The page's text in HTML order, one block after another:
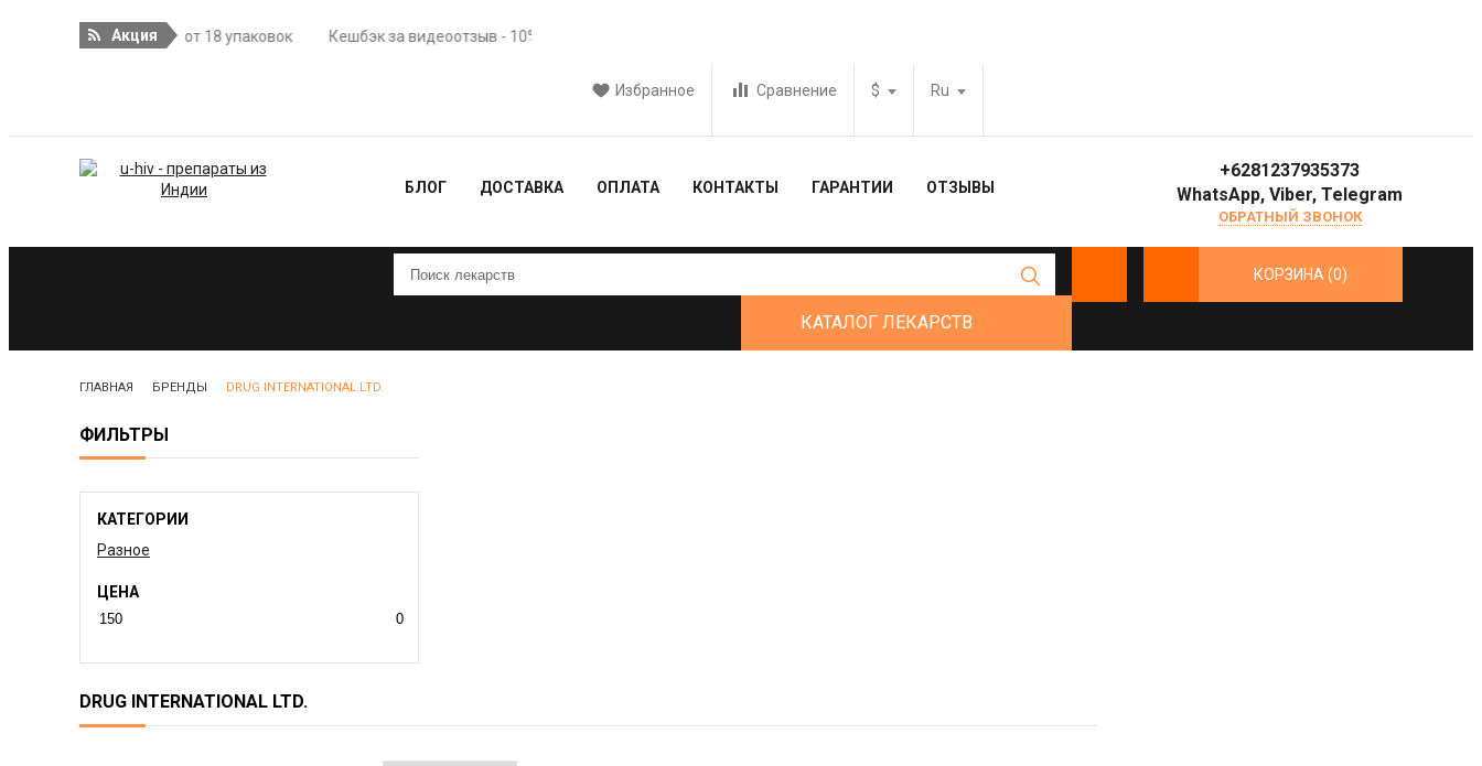
Акция
при заказе от 18 упаковок Кешбэк за видеоотзыв - 10% от заказа
Ru
$
Сравнение
Избранное
+6281237935373
WhatsApp, Viber, Telegram
ОБРАТНЫЙ ЗВОНОК
БЛОГ ДОСТАВКА ОПЛАТА КОНТАКТЫ ГАРАНТИИ ОТЗЫВЫ
КОРЗИНА (0)
КАТАЛОГ ЛЕКАРСТВ
ГЛАВНАЯ БРЕНДЫ DRUG INTERNATIONAL LTD.
ФИЛЬТРЫ
КАТЕГОРИИ
Разное
ЦЕНА
DRUG INTERNATIONAL LTD.